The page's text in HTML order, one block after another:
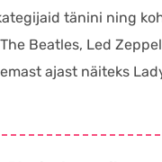
tänini ning
Beatles, Led
ajast näiteks